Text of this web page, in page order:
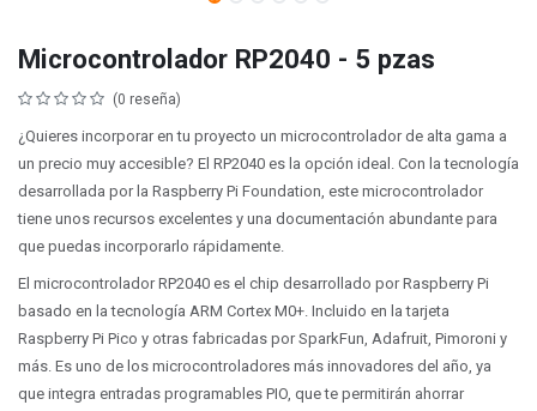
Microcontrolador RP2040 - 5 pzas
(0 reseña)
¿Quieres incorporar en tu proyecto un microcontrolador de alta gama a
un precio muy accesible? El RP2040 es la opción ideal. Con la tecnología
desarrollada por la Raspberry Pi Foundation, este microcontrolador
tiene unos recursos excelentes y una documentación abundante para
que puedas incorporarlo rápidamente.
El microcontrolador RP2040 es el chip desarrollado por Raspberry Pi
basado en la tecnología ARM Cortex M0+. Incluido en la tarjeta
Raspberry Pi Pico y otras fabricadas por SparkFun, Adafruit, Pimoroni y
más. Es uno de los microcontroladores más innovadores del año, ya
que integra entradas programables PIO, que te permitirán ahorrar